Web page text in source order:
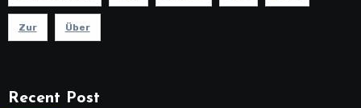
Zur Über
Recent Post